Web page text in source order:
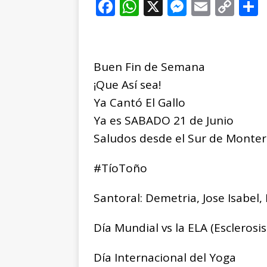
ESTATAL
F
e
b
o
o
k
W
s
A
p
p
X M
e
e
r
E C
Buen Fin de Semana
¡Que Así sea!
Ya Cantó El Gallo
Ya es SABADO 21 de Junio
Saludos desde el Sur de
#TíoToño
Santoral: Demetria, Jose Isabel,
Día Mundial vs la ELA
Día Internacional del Yoga